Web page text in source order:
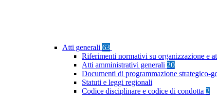
Atti generali 63
Riferimenti normativi su organizzazione e
Atti amministrativi generali 20
Documenti di programmazione strategico-
Statuti e leggi regionali
Codice disciplinare e codice di condotta 2